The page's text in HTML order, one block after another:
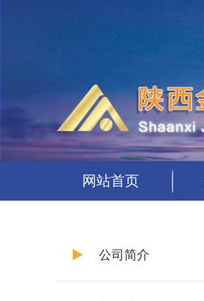
网站首页
公司简介